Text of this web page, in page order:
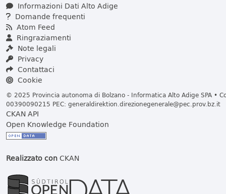
Informazioni Dati Alto Adige
Domande frequenti
Atom Feed
Ringraziamenti
Note legali
Privacy
Contattaci
Cookie
© 2025 Provincia autonoma di Bolzano - Informatica Alto Adige SPA •
00390090215 PEC: generaldirektion.direzionegenerale@pec.prov.bz.it
CKAN API
Open Knowledge Foundation
Realizzato conCKAN